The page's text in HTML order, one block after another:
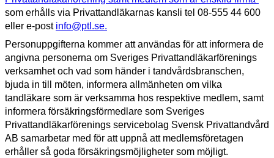
som erhålls via Privattandläkarnas kansli tel 08-555 44 600
eller e-post info@ptl.se.
Personuppgifterna kommer att användas för att informera de
angivna personerna om Sveriges Privattandläkarförenings
verksamhet och vad som händer i tandvårdsbranschen,
bjuda in till möten, informera allmänheten om vilka
tandläkare som är verksamma hos respektive medlem, samt
informera försäkringsförmedlare som Sveriges
Privattandläkarförenings servicebolag Svensk Privattandvård
AB samarbetar med för att uppnå att medlemsföretagen
erhåller så goda försäkringsmöjligheter som möjligt.